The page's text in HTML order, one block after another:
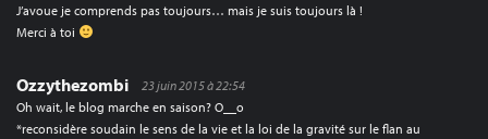
J’avoue je comprends pas toujours… mais je suis toujours là !
Merci à toi
Ozzythezombi
23 juin 2015 à 22:54
Oh wait, le blog marche en saison? O__o
*reconsidère soudain le sens de la vie et la loi de la gravité sur le flan au